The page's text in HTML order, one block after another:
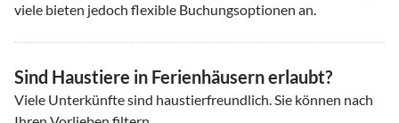
viele bieten jedoch flexible Buchungsoptionen an.
Sind Haustiere in Ferienhäusern erlaubt?
Viele Unterkünfte sind haustierfreundlich. Sie können nach